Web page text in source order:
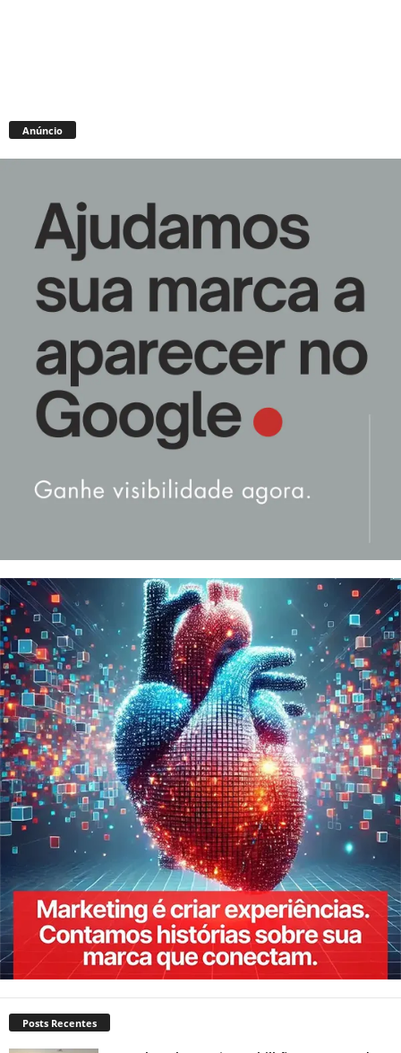
Anúncio
Posts Recentes